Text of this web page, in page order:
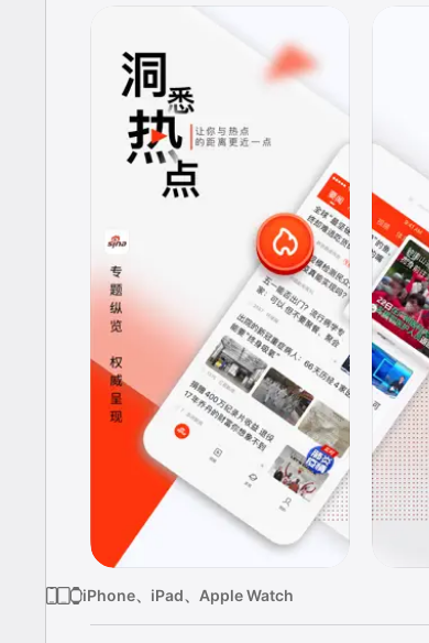
iPhone、iPad、Apple Watch